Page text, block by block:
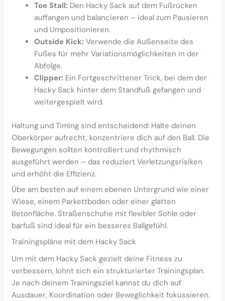
Toe Stall: Den Hacky Sack auf dem Fußrücken
auffangen und balancieren – ideal zum Pausieren
und Umpositionieren.
Outside Kick: Verwende die Außenseite des
Fußes für mehr Variationsmöglichkeiten in der
Abfolge.
Clipper: Ein Fortgeschrittener Trick, bei dem der
Hacky Sack hinter dem Standfuß gefangen und
weitergespielt wird.
Haltung und Timing sind entscheidend: Halte deinen
Oberkörper aufrecht, konzentriere dich auf den Ball. Die
Bewegungen sollten kontrolliert und rhythmisch
ausgeführt werden – das reduziert Verletzungsrisiken
und erhöht die Effizienz.
Übe am besten auf einem ebenen Untergrund wie einer
Wiese, einem Parkettboden oder einer glatten
Betonfläche. Straßenschuhe mit flexibler Sohle oder
barfuß sind ideal für ein besseres Ballgefühl.
Trainingspläne mit dem Hacky Sack
Um mit dem Hacky Sack gezielt deine Fitness zu
verbessern, lohnt sich ein strukturierter Trainingsplan.
Je nach deinem Trainingsziel kannst du dich auf
Ausdauer, Koordination oder Beweglichkeit fokussieren.